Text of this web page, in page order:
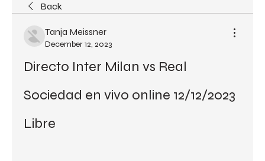
Back
Tanja Meissner
December 12, 2023
Directo Inter Milan vs Real
Sociedad en vivo online 12/12/2023
Libre